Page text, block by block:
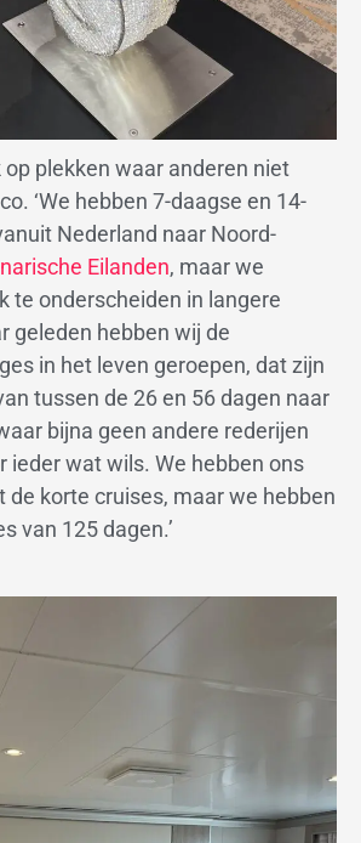
op plekken waar anderen niet
‘We hebben 7-daagse en 14-
Nederland naar Noord-
Eilanden, maar we
te onderscheiden in langere
geleden hebben wij de
in het leven geroepen, dat zijn
tussen de 26 en 56 dagen naar
bijna geen andere rederijen
ieder wat wils. We hebben ons
de korte cruises, maar we hebben
van 125 dagen.’